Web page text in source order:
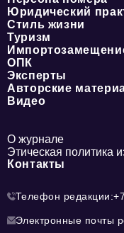
Юридический
Стиль жизни
Туризм
ОПК
Эксперты
Авторские
Видео
О журнале
Этическая политика
Контакты
Телефон редакции:
Электронные почты